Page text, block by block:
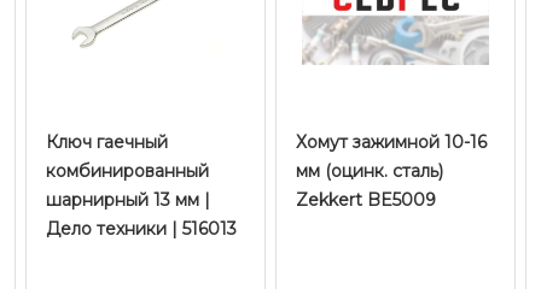
Ключ гаечный
комбинированный
шарнирный 13 мм |
Дело техники | 516013
Хомут зажимной 10-16
мм (оцинк. сталь)
Zekkert BE5009